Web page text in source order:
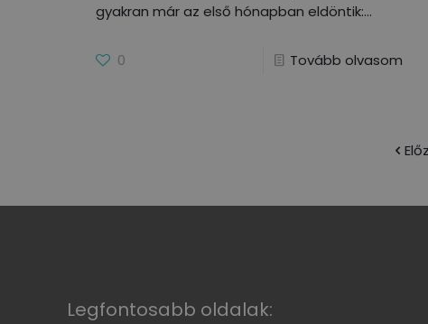
gyakran már az első hónapban eldöntik:
0 Tovább olvasom
Legfontosabb oldalak: